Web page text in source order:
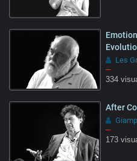
Les
–
334
After
–
173